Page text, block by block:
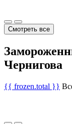
Смотреть все
Чернигова
{{ frozen.total }}